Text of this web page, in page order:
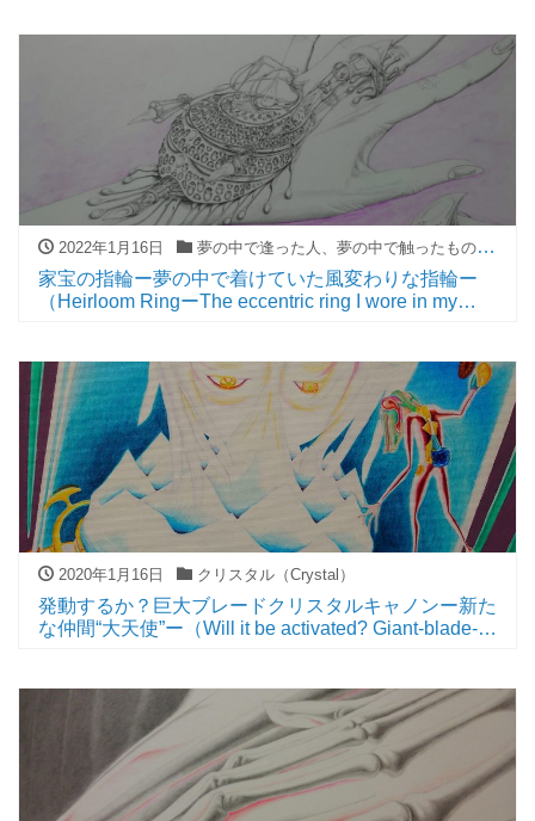
2022年1月16日 夢の中で逢った人、夢の中で触ったもの、夢の中で見た光景
家宝の指輪ー夢の中で着けていた風変わりな指輪ー
（Heirloom RingーThe eccentric ring I wore in my
2020年1月16日 クリスタル（Crystal）
発動するか？巨大ブレードクリスタルキャノンー新た
な仲間“大天使”ー（Will it be activated? Giant-blade-